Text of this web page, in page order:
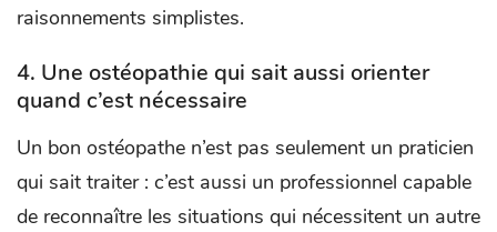
raisonnements simplistes.
4. Une ostéopathie qui sait aussi orienter
quand c’est nécessaire
Un bon ostéopathe n’est pas seulement un praticien
qui sait traiter : c’est aussi un professionnel capable
de reconnaître les situations qui nécessitent un autre